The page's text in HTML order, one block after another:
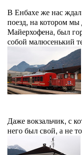
В Енбахе же нас
поезд, на котором
Майерхофена, был
собой малюсенький
Даже вокзальчик, с
него был свой, а не